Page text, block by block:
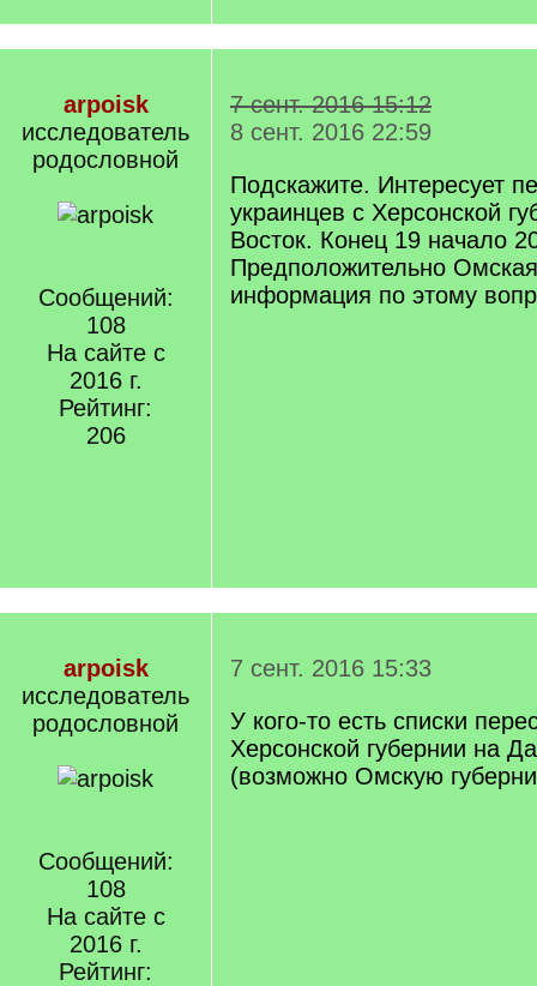
arpoisk
исследователь
родословной
Сообщений:
108
На сайте с
2016 г.
Рейтинг:
206
7 сент. 2016 15:12
8 сент. 2016 22:59
Подскажите. Интересует
украинцев с Херсонской
Восток. Конец 19 начало
Предположительно
информация по этому
arpoisk
исследователь
родословной
Сообщений:
108
На сайте с
2016 г.
Рейтинг:
7 сент. 2016 15:33
У кого-то есть списки
Херсонской губернии на
(возможно Омскую